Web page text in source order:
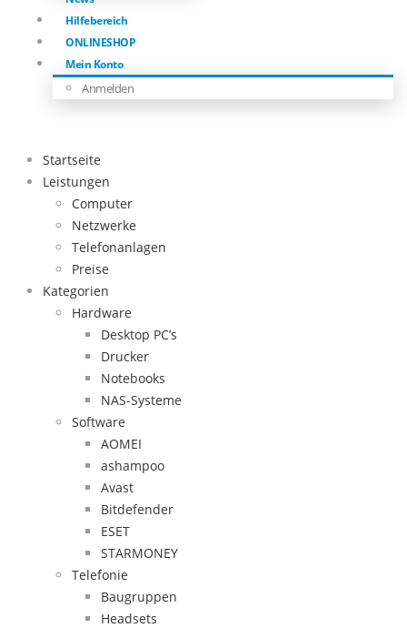
Hilfebereich
ONLINESHOP
Mein Konto
Anmelden
Startseite
Leistungen
Computer
Netzwerke
Telefonanlagen
Preise
Kategorien
Hardware
Desktop PC’s
Drucker
Notebooks
NAS-Systeme
Software
AOMEI
ashampoo
Avast
Bitdefender
ESET
STARMONEY
Telefonie
Baugruppen
Headsets